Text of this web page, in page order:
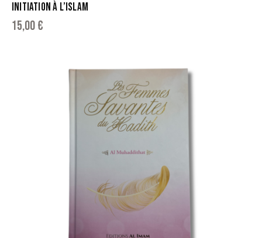
INITIATION À L’ISLAM
15,00€